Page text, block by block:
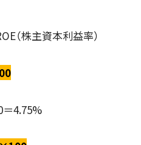
（株主資本利益率）
4.75%